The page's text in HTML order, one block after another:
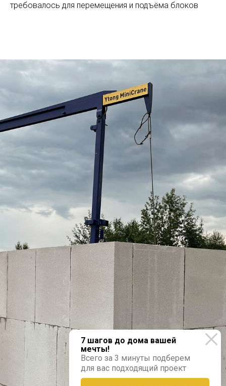
7 шагов до дома вашей
мечты!
Всего за 3 минуты подберем
для вас подходящий проект
требовалось для перемещения и подъёма блоков